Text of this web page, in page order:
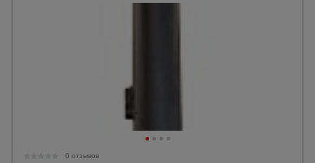
0 отзывов
и
Сварочные
аппараты